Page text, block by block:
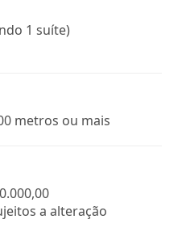
1 suíte)
metros ou mais
a alteração